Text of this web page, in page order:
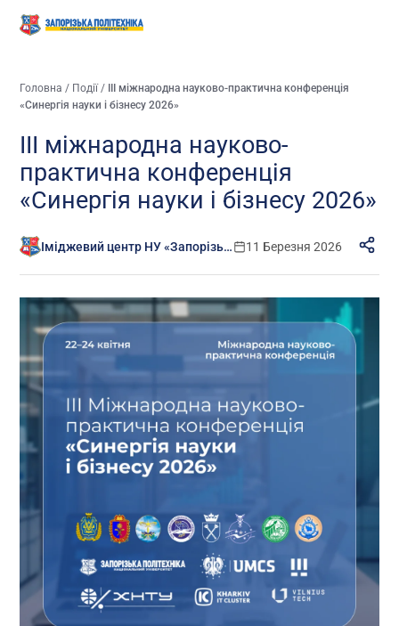
Головна / Події/
ІІІ міжнародна науково-практична конференція
«Синергія науки і бізнесу 2026»
ІІІ міжнародна науково-
практична конференція
«Синергія науки і бізнесу 2026»
Іміджевий центр НУ «Запорізька політехніка» 11 Березня 2026